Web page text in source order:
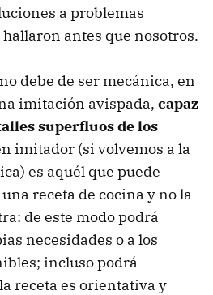
a problemas
antes que nosotros.
debe de ser mecánica, en
imitación avispada, capaz
superfluos de los
imitador (si volvemos a la
es aquél que puede
receta de cocina y no la
de este modo podrá
necesidades o a los
incluso podrá
receta es orientativa y